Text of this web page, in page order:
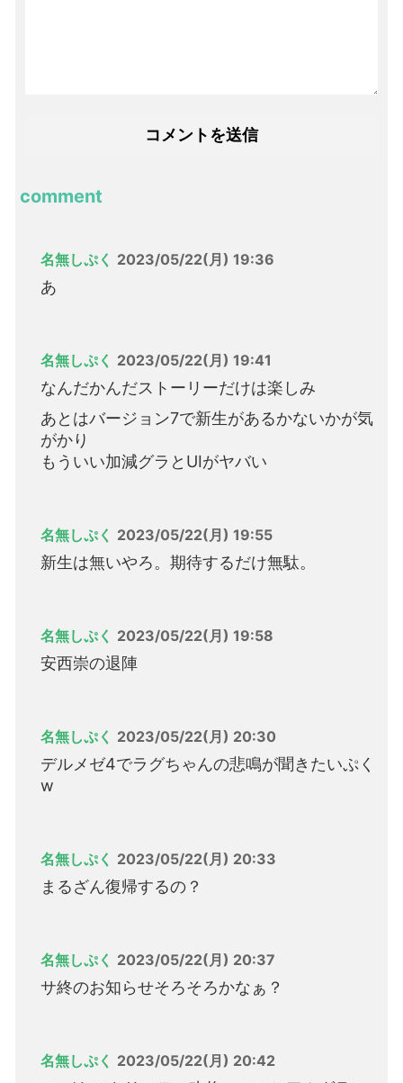
comment
名無しぷく 2023/05/22(月) 19:36
あ
名無しぷく 2023/05/22(月) 19:41
なんだかんだストーリーだけは楽しみ
あとはバージョン7で新生があるかないかが気
がかり
もういい加減グラとUIがヤバい
名無しぷく 2023/05/22(月) 19:55
新生は無いやろ。期待するだけ無駄。
名無しぷく 2023/05/22(月) 19:58
安西崇の退陣
名無しぷく 2023/05/22(月) 20:30
デルメゼ4でラグちゃんの悲鳴が聞きたいぷく
w
名無しぷく 2023/05/22(月) 20:33
まるざん復帰するの？
名無しぷく 2023/05/22(月) 20:37
サ終のお知らせそろそろかなぁ？
名無しぷく 2023/05/22(月) 20:42